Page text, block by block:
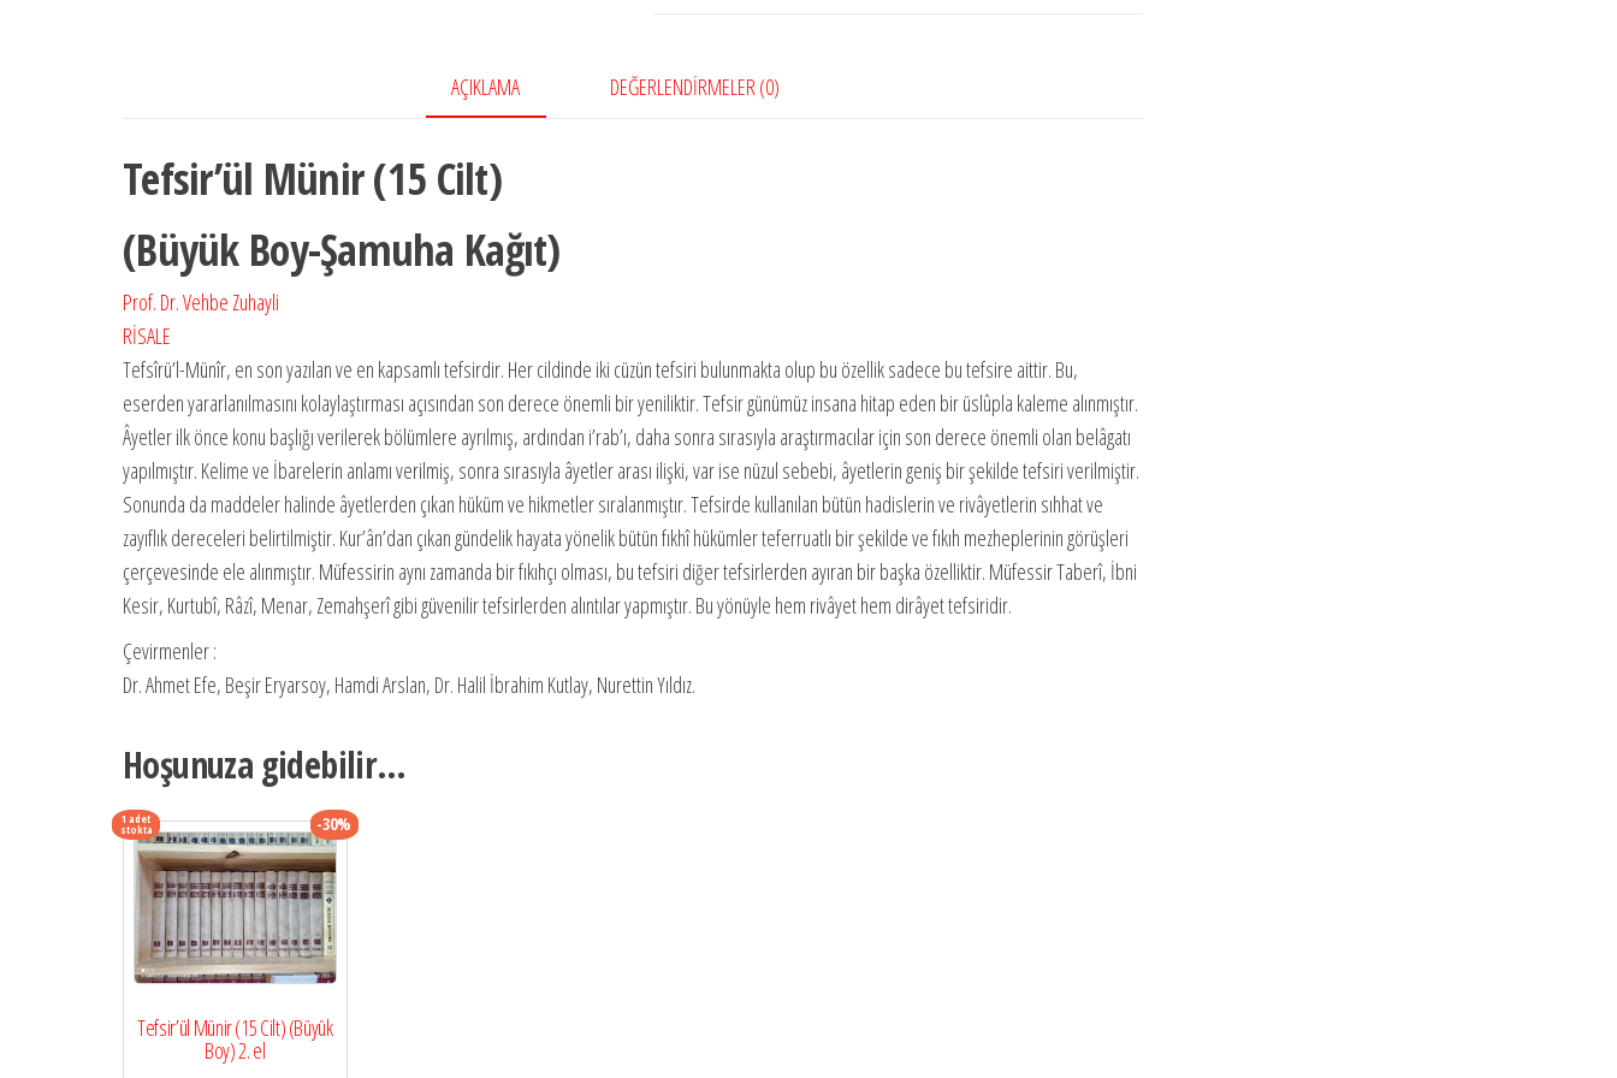
AÇIKLAMA DEĞERLENDIRMELER (0)
Tefsir’ül Münir (15 Cilt)
(Büyük Boy-Şamuha Kağıt)
Prof. Dr. Vehbe Zuhayli
RİSALE
Tefsîrü’l-Münîr, en son yazılan ve en kapsamlı tefsirdir. Her cildinde iki cüzün tefsiri bulunmakta olup bu özellik sadece bu tefsire aittir. Bu,
eserden yararlanılmasını kolaylaştırması açısından son derece önemli bir yeniliktir. Tefsir günümüz insana hitap eden bir üslûpla kaleme alınmıştır.
Âyetler ilk önce konu başlığı verilerek bölümlere ayrılmış, ardından i’rab’ı, daha sonra sırasıyla araştırmacılar için son derece önemli olan belâgatı
yapılmıştır. Kelime ve İbarelerin anlamı verilmiş, sonra sırasıyla âyetler arası ilişki, var ise nüzul sebebi, âyetlerin geniş bir şekilde tefsiri verilmiştir.
Sonunda da maddeler halinde âyetlerden çıkan hüküm ve hikmetler sıralanmıştır. Tefsirde kullanılan bütün hadislerin ve rivâyetlerin sıhhat ve
zayıflık dereceleri belirtilmiştir. Kur’ân’dan çıkan gündelik hayata yönelik bütün fıkhî hükümler teferruatlı bir şekilde ve fıkıh mezheplerinin görüşleri
çerçevesinde ele alınmıştır. Müfessirin aynı zamanda bir fıkıhçı olması, bu tefsiri diğer tefsirlerden ayıran bir başka özelliktir. Müfessir Taberî, İbni
Kesir, Kurtubî, Râzî, Menar, Zemahşerî gibi güvenilir tefsirlerden alıntılar yapmıştır. Bu yönüyle hem rivâyet hem dirâyet tefsiridir.
Çevirmenler :
Dr. Ahmet Efe, Beşir Eryarsoy, Hamdi Arslan, Dr. Halil İbrahim Kutlay, Nurettin Yıldız.
Hoşunuza gidebilir…
1 adet
stokta -30%
Tefsir’ül Münir (15 Cilt) (Büyük
Boy) 2. el